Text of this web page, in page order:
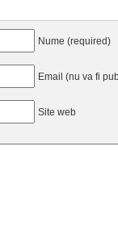
Nume (required)
Email (nu va fi
Site web